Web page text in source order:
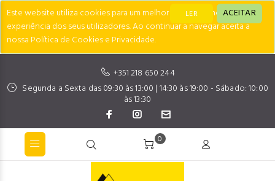
Este website utiliza cookies para um melhor desempenho e
experiência dos seus utilizadores. Ao continuar a navegar aceita a
nossa Política de Cookies e Privacidade.
LER ACEITAR
+351 218 650 244
Segunda a Sexta das 09:30 às 13:00 | 14:30 às 19:00 - Sábado: 10:00
às 13:30
0